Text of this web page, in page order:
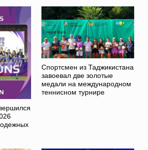
Спортсмен из Таджикистана
завоевал две золотые
медали на международном
теннисном турнире